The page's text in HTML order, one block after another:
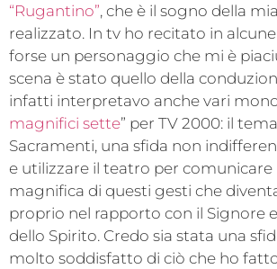
“Rugantino”, che è il sogno della
realizzato. In tv ho recitato in
forse un personaggio che mi è
scena è stato quello della
infatti interpretavo anche vari
magnifici sette” per TV 2000: il
Sacramenti, una sfida non
e utilizzare il teatro per comunicare
magnifica di questi gesti che
proprio nel rapporto con il Signore e
dello Spirito. Credo sia stata una
molto soddisfatto di ciò che ho